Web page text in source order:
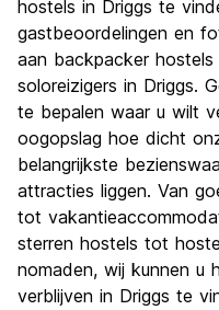
hostels in Driggs te
gastbeoordelingen en
aan backpacker
soloreizigers in Driggs.
te bepalen waar u wilt
oogopslag hoe dicht
belangrijkste
attracties liggen. Van
tot
sterren hostels tot
nomaden, wij kunnen u
verblijven in Driggs te